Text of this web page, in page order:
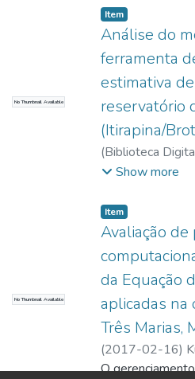
No Thumbnail Available
Item
Análise do
ferramenta
estimativa
reservatório
(Itirapina/
(Biblioteca
da USP,2017-
Show more
No Thumbnail Available
Item
Avaliação
da Equação
aplicadas na
Três Marias,
(2017-02-16)
O